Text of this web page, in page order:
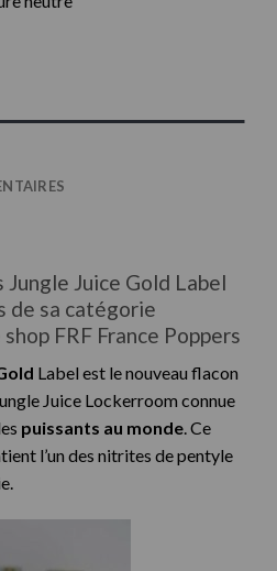
Juice Gold Label
de sa catégorie
FRF France Poppers
Label est le nouveau flacon
Juice Lockerroom connue
puissants au monde. Ce
l’un des nitrites de pentyle